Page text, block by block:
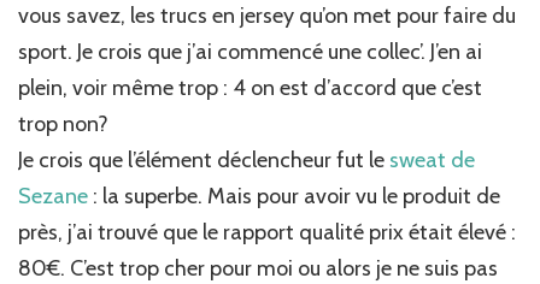
vous savez, les trucs en jersey qu’on met pour faire du
sport. Je crois que j’ai commencé une collec’. J’en ai
plein, voir même trop : 4 on est d’accord que c’est
trop non?
Je crois que l’élément déclencheur fut le sweat de
Sezane : la superbe. Mais pour avoir vu le produit de
près, j’ai trouvé que le rapport qualité prix était élevé :
80€. C’est trop cher pour moi ou alors je ne suis pas